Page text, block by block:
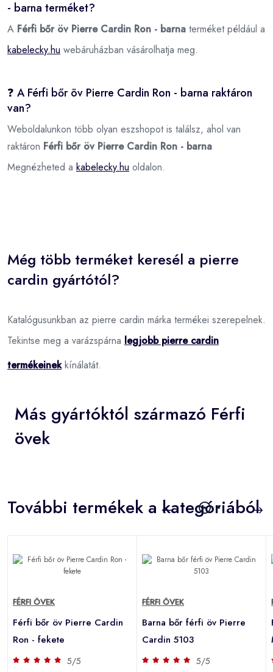
- barna terméket?
A Férfi bőr öv Pierre Cardin Ron - barna terméket például a
kabelecky.hu webáruházban vásárolhatja meg.
❓ A Férfi bőr öv Pierre Cardin Ron - barna raktáron
van?
Weboldalunkon több olyan eszshopot is találsz, ahol van
raktáron Férfi bőr öv Pierre Cardin Ron - barna
Megnézheted a kabelecky.hu oldalon.
Még több terméket keresél a pierre
cardin gyártótól?
Katalógusunkban az pierre cardin márka termékei szerepelnek.
Tekintse meg a varázspárna legjobb pierre cardin
termékeinekkínálatát.
Más gyártóktól származó Férfi
övek
További termékek a kategóriából
FÉRFI ÖVEK
Férfi bőr öv Pierre Cardin
Ron - fekete
5/5
FÉRFI ÖVEK
Barna bőr férfi öv Pierre
Cardin 5103
5/5